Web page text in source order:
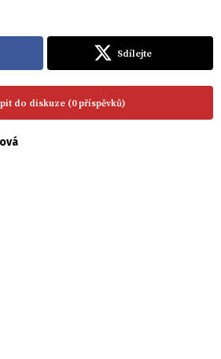
Sdílejte
do diskuze (0 příspěvků)